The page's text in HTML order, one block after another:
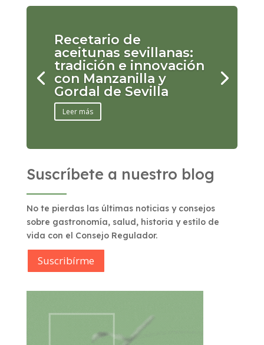
Recetario de
aceitunas sevillanas:
tradición e innovación
con Manzanilla y
Gordal de Sevilla
Leer más
Suscríbete a nuestro blog
No te pierdas las últimas noticias y consejos
sobre gastronomía, salud, historia y estilo de
vida con el Consejo Regulador.
Suscribírme